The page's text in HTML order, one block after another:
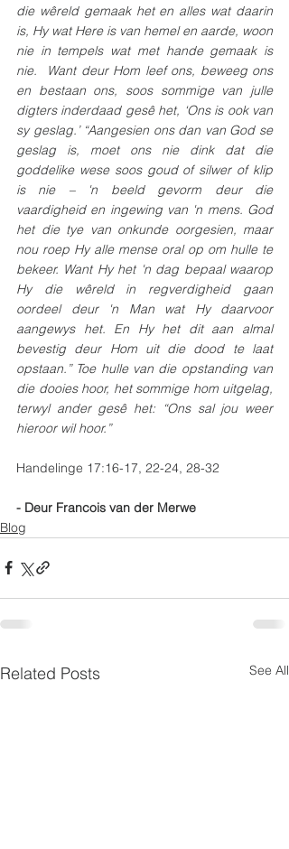
die wêreld gemaak het en alles wat daarin
is, Hy wat Here is van hemel en aarde, woon
nie in tempels wat met hande gemaak is
nie.  Want deur Hom leef ons, beweeg ons
en bestaan ons, soos sommige van julle
digters inderdaad gesê het, ‘Ons is ook van
sy geslag.’ “Aangesien ons dan van God se
geslag is, moet ons nie dink dat die
goddelike wese soos goud of silwer of klip
is nie – 'n beeld gevorm deur die
vaardigheid en ingewing van 'n mens. God
het die tye van onkunde oorgesien, maar
nou roep Hy alle mense oral op om hulle te
bekeer. Want Hy het 'n dag bepaal waarop
Hy die wêreld in regverdigheid gaan
oordeel deur 'n Man wat Hy daarvoor
aangewys het. En Hy het dit aan almal
bevestig deur Hom uit die dood te laat
opstaan.” Toe hulle van die opstanding van
die dooies hoor, het sommige hom uitgelag,
terwyl ander gesê het: “Ons sal jou weer
hieroor wil hoor.”
Handelinge 17:16-17, 22-24, 28-32
- Deur Francois van der Merwe
Blog
Related Posts See All